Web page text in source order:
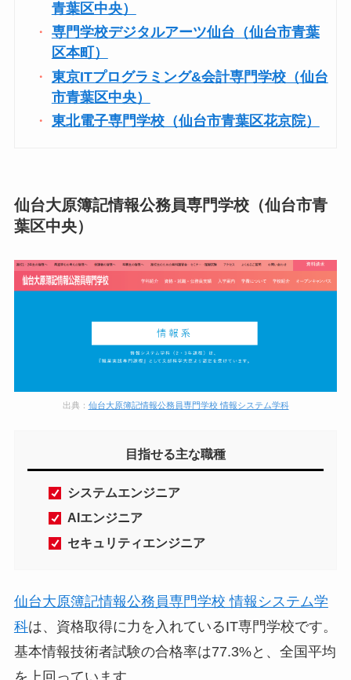
青葉区中央）
専門学校デジタルアーツ仙台（仙台市青葉
区本町）
東京ITプログラミング&会計専門学校（仙台
市青葉区中央）
東北電子専門学校（仙台市青葉区花京院）
仙台大原簿記情報公務員専門学校（仙台市青
葉区中央）
出典： 仙台大原簿記情報公務員専門学校 情報システム学科
目指せる主な職種
システムエンジニア
AIエンジニア
セキュリティエンジニア
仙台大原簿記情報公務員専門学校 情報システム学
科は、資格取得に力を入れているIT専門学校です。
基本情報技術者試験の合格率は77.3%と、全国平均
を上回っています。